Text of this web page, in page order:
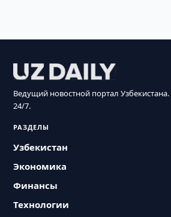
Ведущий новостной портал
24/7.
РАЗДЕЛЫ
Узбекистан
Экономика
Финансы
Технологии